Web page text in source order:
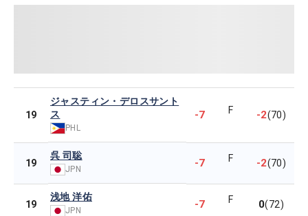
19
ジャスティン・デロスサント
ス
PHL
-7 F -2(70)
19
呉 司聡
JPN -7 F -2(70)
19
浅地 洋佑
JPN -7 F 0(72)